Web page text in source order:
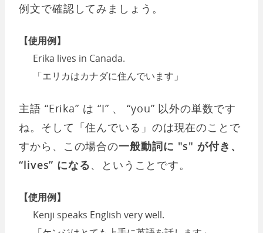
例文で確認してみましょう。
【使用例】
Erika lives in Canada.
「エリカはカナダに住んでいます」
主語 “Erika” は “I” 、 “you” 以外の単数です
ね。そして「住んでいる」のは現在のことで
すから、この場合の一般動詞に "s" が付き、
“lives” になる、ということです。
【使用例】
Kenji speaks English very well.